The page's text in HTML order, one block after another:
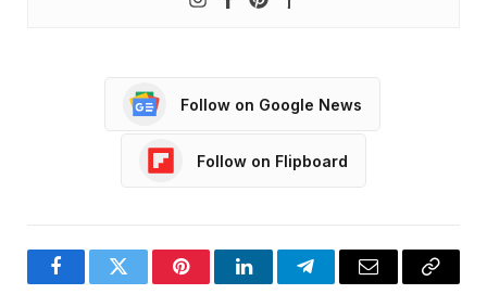
Follow on Google News
Follow on Flipboard
FacebookTwitter PinterestLinkedInTelegramEmail
Copy